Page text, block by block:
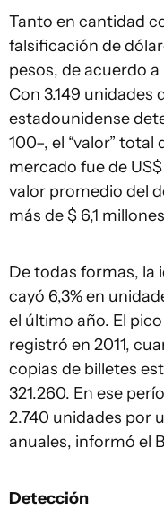
Tanto en cantidad
falsificación de
pesos, de acuerdo
Con 3.149 unidades
estadounidense
100–, el “valor”
mercado fue de
valor promedio del
más de $ 6,1
De todas formas, la
cayó 6,3% en
el último año. El
registró en 2011,
copias de billetes
321.260. En ese
2.740 unidades por
anuales, informó el
Detección